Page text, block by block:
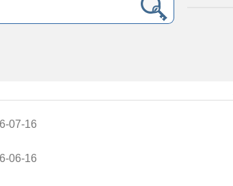
07-16
06-16